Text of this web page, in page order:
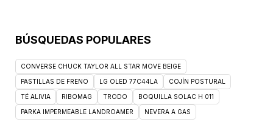
BÚSQUEDAS POPULARES
CONVERSE CHUCK TAYLOR ALL STAR MOVE BEIGE
PASTILLAS DE FRENO LG OLED 77C44LA COJÍN POSTURAL
TÉ ALIVIA RIBOMAG TRODO BOQUILLA SOLAC H 011
PARKA IMPERMEABLE LANDROAMER NEVERA A GAS